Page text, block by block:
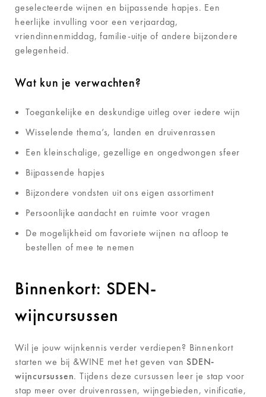
geselecteerde wijnen en bijpassende hapjes. Een
heerlijke invulling voor een verjaardag,
vriendinnenmiddag, familie-uitje of andere bijzondere
gelegenheid.
Wat kun je verwachten?
Toegankelijke en deskundige uitleg over iedere wijn
Wisselende thema’s, landen en druivenrassen
Een kleinschalige, gezellige en ongedwongen sfeer
Bijpassende hapjes
Bijzondere vondsten uit ons eigen assortiment
Persoonlijke aandacht en ruimte voor vragen
De mogelijkheid om favoriete wijnen na afloop te
bestellen of mee te nemen
Binnenkort: SDEN-
wijncursussen
Wil je jouw wijnkennis verder verdiepen? Binnenkort
starten we bij &WINE met het geven vanSDEN-
wijncursussen. Tijdens deze cursussen leer je stap voor
stap meer over druivenrassen, wijngebieden, vinificatie,